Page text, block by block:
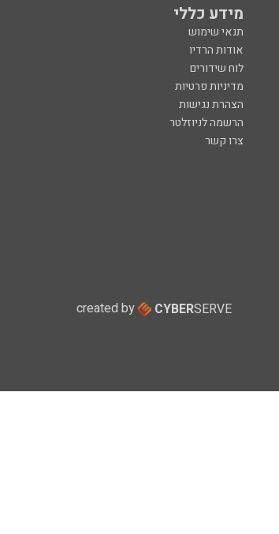
מידע כללי
תנאי שימוש
אודות הרדיו
לוח שידורים
מדיניות פרטיות
הצהרת נגישות
הרשמה לניוזלטר
צרו קשר
created by CYBERSERVE